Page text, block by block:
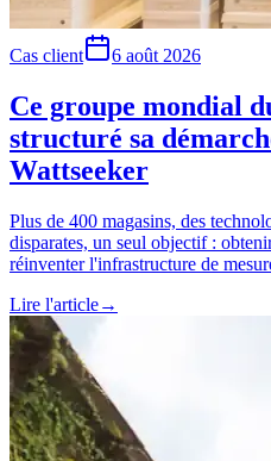
Cas client 6 août 2026
Ce groupe mondial
structuré sa
Wattseeker
Plus de 400 magasins, des
disparates, un seul objectif :
réinventer l'infrastructure de
Lire l'article→